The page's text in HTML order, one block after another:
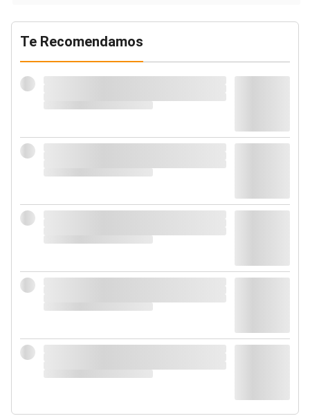
Te Recomendamos